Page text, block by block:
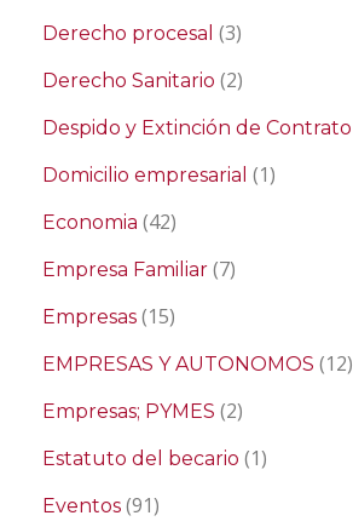
Derecho procesal (3)
Derecho Sanitario (2)
Despido y Extinción de Contrato
Domicilio empresarial (1)
Economia (42)
Empresa Familiar (7)
Empresas (15)
EMPRESAS Y AUTONOMOS (12)
Empresas; PYMES (2)
Estatuto del becario (1)
Eventos (91)